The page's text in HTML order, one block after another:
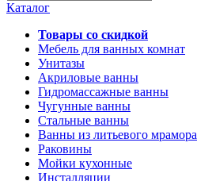
Каталог
Товары со скидкой
Мебель для ванных комнат
Унитазы
Акриловые ванны
Гидромассажные ванны
Чугунные ванны
Стальные ванны
Ванны из литьевого мрамора
Раковины
Мойки кухонные
Инсталляции